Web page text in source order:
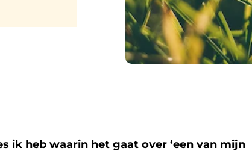
ik heb waarin het gaat over ‘een van mijn